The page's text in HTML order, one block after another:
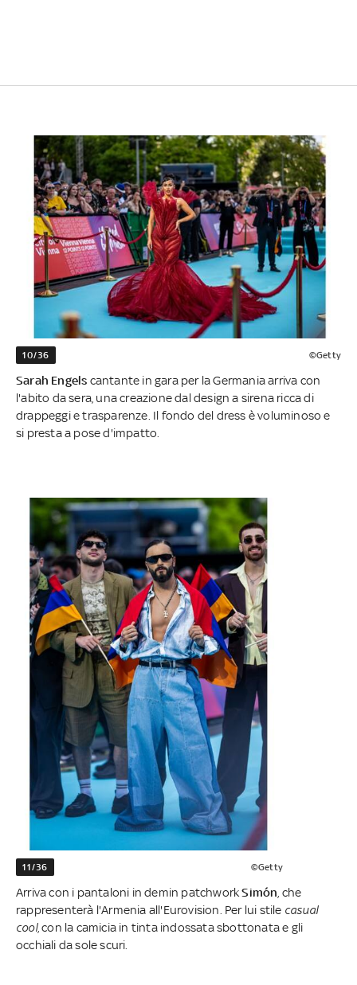
10/36 ©Getty
Sarah Engels cantante in gara per la Germania arriva con
l'abito da sera, una creazione dal design a sirena ricca di
drappeggi e trasparenze. Il fondo del dress è voluminoso e
si presta a pose d'impatto.
11/36 ©Getty
Arriva con i pantaloni in demin patchworkSimón , che
rappresenterà l'Armenia all'Eurovision. Per lui stile casual
cool, con la camicia in tinta indossata sbottonata e gli
occhiali da sole scuri.